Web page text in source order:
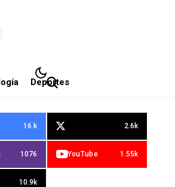
Deportes
16 k 2.6k
1076 YouTube 1.55k
10.9k